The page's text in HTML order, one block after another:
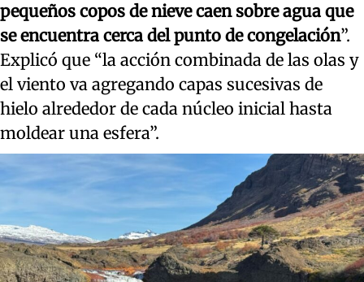
pequeños copos de nieve caen sobre agua que
se encuentra cerca del punto de congelación”.
Explicó que “la acción combinada de las olas y
el viento va agregando capas sucesivas de
hielo alrededor de cada núcleo inicial hasta
moldear una esfera”.